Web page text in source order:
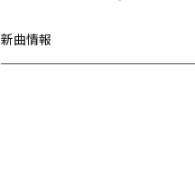
新曲情報